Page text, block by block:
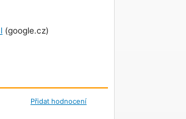
(google.cz)
Přidat hodnocení